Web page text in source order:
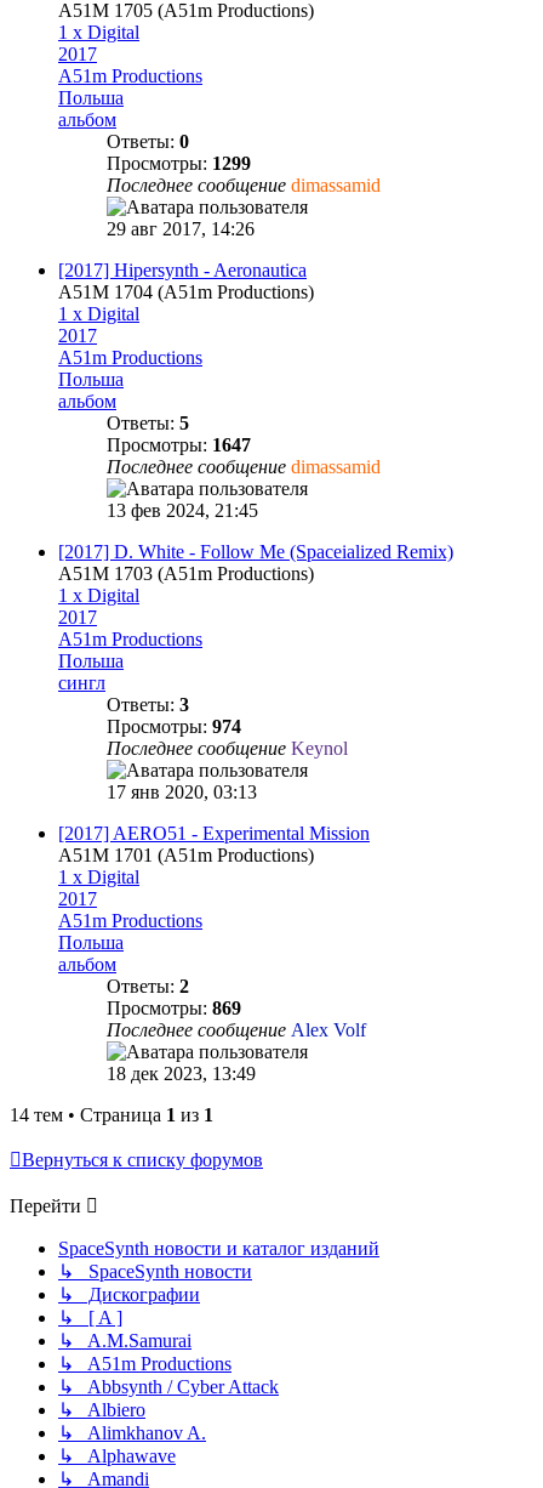
A51M 1705 (A51m Productions)
1 x Digital
2017
A51m Productions
Польша
альбом
Ответы: 0
Просмотры: 1299
Последнее сообщение dimassamid
29 авг 2017, 14:26
[2017] Hipersynth - Aeronautica
A51M 1704 (A51m Productions)
1 x Digital
2017
A51m Productions
Польша
альбом
Ответы: 5
Просмотры: 1647
Последнее сообщение dimassamid
13 фев 2024, 21:45
[2017] D. White - Follow Me (Spaceialized Remix)
A51M 1703 (A51m Productions)
1 x Digital
2017
A51m Productions
Польша
сингл
Ответы: 3
Просмотры: 974
Последнее сообщение Keynol
17 янв 2020, 03:13
[2017] AERO51 - Experimental Mission
A51M 1701 (A51m Productions)
1 x Digital
2017
A51m Productions
Польша
альбом
Ответы: 2
Просмотры: 869
Последнее сообщение Alex Volf
18 дек 2023, 13:49
14 тем • Страница 1 из 1
Вернуться к списку форумов
Перейти
SpaceSynth новости и каталог изданий
↳ SpaceSynth новости
↳ Дискографии
↳ [ A ]
↳ A.M.Samurai
↳ A51m Productions
↳ Abbsynth / Cyber Attack
↳ Albiero
↳ Alimkhanov A.
↳ Alphawave
↳ Amandi